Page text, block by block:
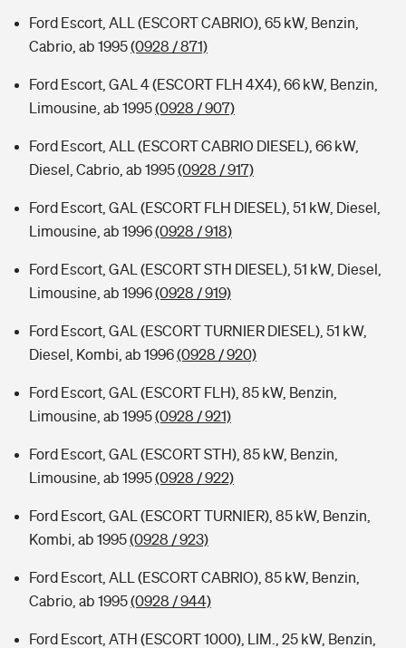
Ford Escort, ALL (ESCORT CABRIO), 65 kW, Benzin,
Cabrio, ab 1995(0928 / 871)
Ford Escort, GAL 4 (ESCORT FLH 4X4), 66 kW, Benzin,
Limousine, ab 1995(0928 / 907)
Ford Escort, ALL (ESCORT CABRIO DIESEL), 66 kW,
Diesel, Cabrio, ab 1995(0928 / 917)
Ford Escort, GAL (ESCORT FLH DIESEL), 51 kW, Diesel,
Limousine, ab 1996(0928 / 918)
Ford Escort, GAL (ESCORT STH DIESEL), 51 kW, Diesel,
Limousine, ab 1996(0928 / 919)
Ford Escort, GAL (ESCORT TURNIER DIESEL), 51 kW,
Diesel, Kombi, ab 1996(0928 / 920)
Ford Escort, GAL (ESCORT FLH), 85 kW, Benzin,
Limousine, ab 1995(0928 / 921)
Ford Escort, GAL (ESCORT STH), 85 kW, Benzin,
Limousine, ab 1995(0928 / 922)
Ford Escort, GAL (ESCORT TURNIER), 85 kW, Benzin,
Kombi, ab 1995(0928 / 923)
Ford Escort, ALL (ESCORT CABRIO), 85 kW, Benzin,
Cabrio, ab 1995(0928 / 944)
Ford Escort, ATH (ESCORT 1000), LIM., 25 kW, Benzin,